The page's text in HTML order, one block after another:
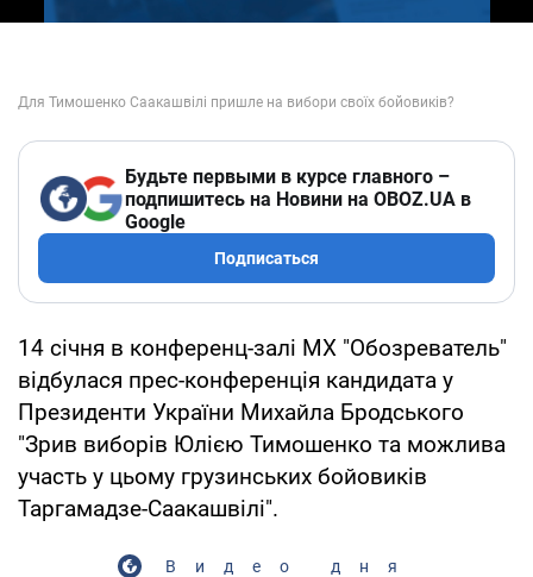
Будьте первыми в курсе главного –
подпишитесь на Новини на OBOZ.UA в
Google
Подписаться
14 січня в конференц-залі МХ "Обозреватель"
відбулася прес-конференція кандидата у
Президенти України Михайла Бродського
"Зрив виборів Юлією Тимошенко та можлива
участь у цьому грузинських бойовиків
Таргамадзе-Саакашвілі".
Видео дня